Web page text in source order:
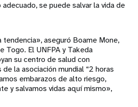
se puede salvar la vida de
aseguró Boame Mone,
Togo. El UNFPA y Takeda
su centro de salud con
la asociación mundial “2 horas
embarazos de alto riesgo,
y salvamos vidas aquí mismo»,